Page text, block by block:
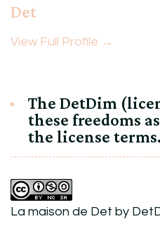
Det
View Full Profile →
The DetDim
these freedoms
the license terms.
La maison de Det by